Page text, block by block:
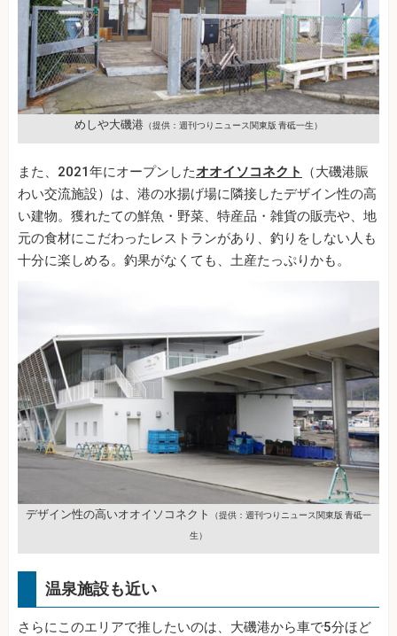
めしや大磯港 （提供：週刊つりニュース関東版 青砥一生）
また、2021年にオープンしたオオイソコネクト
（大磯港賑
わい交流施設）は、港の水揚げ場に隣接したデザイン性の高
い建物。獲れたての鮮魚・野菜、特産品・雑貨の販売や、地
元の食材にこだわったレストランがあり、釣りをしない人も
十分に楽しめる。釣果がなくても、土産たっぷりかも。
デザイン性の高いオオイソコネクト （提供：週刊つりニュース関東版 青砥一
生）
温泉施設も近い
さらにこのエリアで推したいのは、大磯港から車で5分ほど